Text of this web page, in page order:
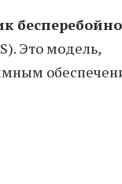
Это модель,